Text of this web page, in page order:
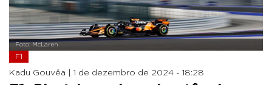
Foto: McLaren
F1
Kadu Gouvêa | 1 de dezembro de 2024 - 18:28